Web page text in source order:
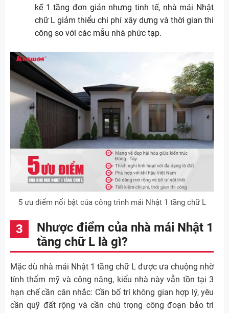
kế 1 tầng đơn giản nhưng tinh tế, nhà mái Nhật
chữ L giảm thiểu chi phí xây dựng và thời gian thi
công so với các mẫu nhà phức tạp.
5 ưu điểm nổi bật của công trình mái Nhật 1 tầng chữ L
Nhược điểm của nhà mái Nhật 1
tầng chữ L là gì?
Mặc dù nhà mái Nhật 1 tầng chữ L được ưa chuộng nhờ
tính thẩm mỹ và công năng, kiểu nhà này vẫn tồn tại 3
hạn chế cần cân nhắc: Cần bố trí không gian hợp lý, yêu
cần quỹ đất rộng và cần chú trọng công đoạn bảo trì